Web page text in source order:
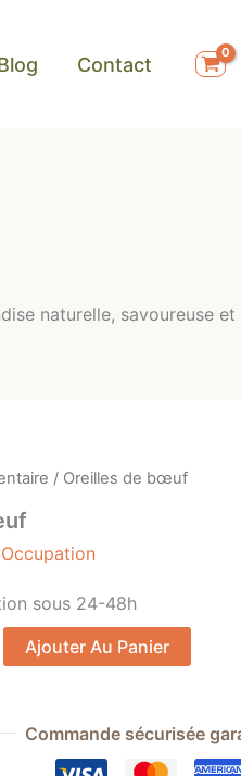
Contact
naturelle, savoureuse
/ Oreilles de bœuf
Occupation
sous 24-48h
Ajouter Au Panier
Commande sécurisée